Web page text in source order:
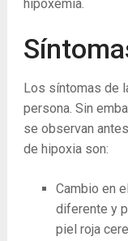
hipoxemia.
Los síntomas de
persona. Sin
se observan
de hipoxia son:
Cambio en
diferente y
piel roja